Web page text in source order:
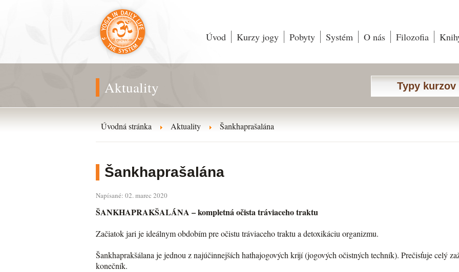
Úvod Kurzy jogy Pobyty Systém O nás Filozofia
Aktuality Typy kurzov
Úvodná stránka Aktuality Šankhaprašalána
Šankhaprašalána
Napísané: 02. marec 2020
ŠANKHAPRAKŠALÁNA – kompletná očista tráviaceho traktu
Začiatok jari je ideálnym obdobím pre očistu tráviaceho traktu a detoxikáciu organizmu.
Šankhaprakšálana je jednou z najúčinnejších hathajogových krijí (jogových očistných techník). Prečisťuje celý
konečník.